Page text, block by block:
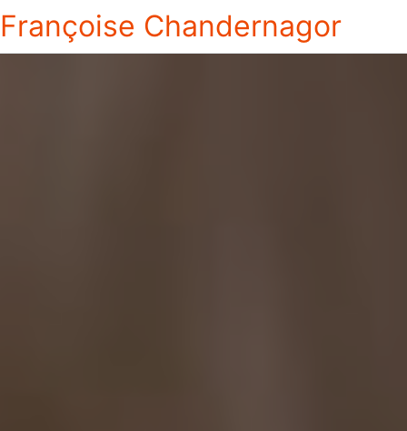
Françoise Chandernagor